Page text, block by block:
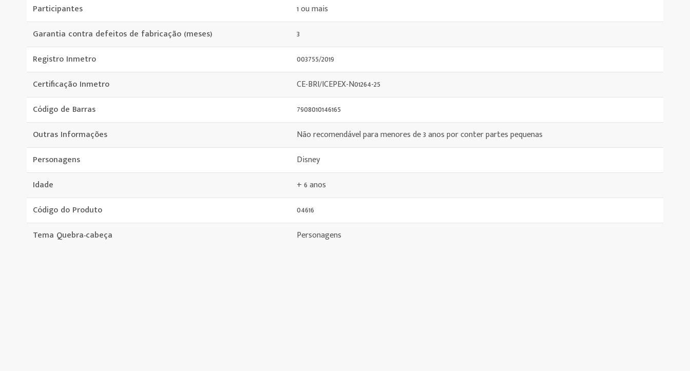
Participantes
1 ou mais
Garantia contra defeitos de fabricação (meses)
3
Registro Inmetro
003755/2019
Certificação Inmetro
CE-BRI/ICEPEX-N01264-25
Código de Barras
7908010146165
Outras Informações
Não recomendável para menores de 3 anos por conter partes pequenas
Personagens
Disney
Idade
+ 6 anos
Código do Produto
04616
Tema Quebra-cabeça
Personagens